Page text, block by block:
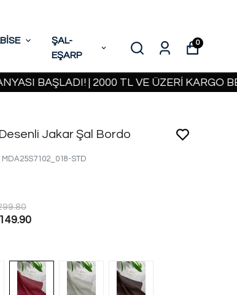
ŞAL-
EŞARP
0
| 2000 TL VE ÜZERİ KARGO BEDAVA
Desenli Jakar Şal Bordo
MDA25S7102_018-STD